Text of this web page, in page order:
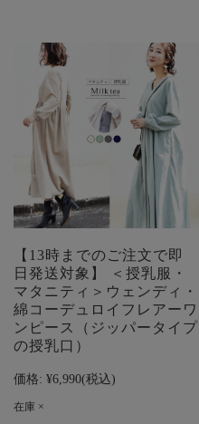
【13時までのご注文で即
日発送対象】 ＜授乳服・
マタニティ＞ウェンディ・
綿コーデュロイフレアーワ
ンピース（ジッパータイプ
の授乳口）
価格: ¥6,990(税込)
在庫 ×